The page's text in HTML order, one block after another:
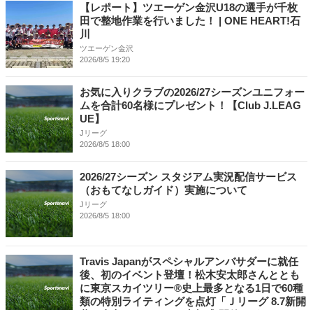
【レポート】ツエーゲン金沢U18の選手が千枚
田で整地作業を行いました！ | ONE HEART!石
川
ツエーゲン金沢
2026/8/5 19:20
お気に入りクラブの2026/27シーズンユニフォー
ムを合計60名様にプレゼント！【Club J.LEAG
UE】
Jリーグ
2026/8/5 18:00
2026/27シーズン スタジアム実況配信サービス
（おもてなしガイド）実施について
Jリーグ
2026/8/5 18:00
Travis Japanがスペシャルアンバサダーに就任
後、初のイベント登壇！松木安太郎さんととも
に東京スカイツリー®史上最多となる1日で60種
類の特別ライティングを点灯「Ｊリーグ 8.7新開